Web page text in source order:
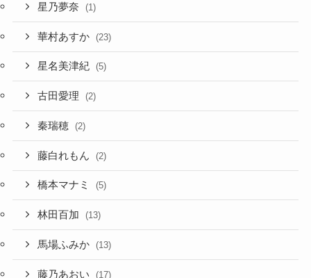
星乃夢奈 (1)
華村あすか (23)
星名美津紀 (5)
古田愛理 (2)
秦瑞穂 (2)
藤白れもん (2)
橋本マナミ (5)
林田百加 (13)
馬場ふみか (13)
藤乃あおい (17)